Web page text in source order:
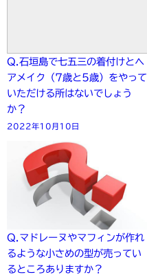
Q.石垣島で七五三の着付けとヘ
アメイク（7歳と5歳）をやって
いただける所はないでしょう
か？
2022年10月10日
Q.マドレーヌやマフィンが作れ
るような小さめの型が売ってい
るところありますか？